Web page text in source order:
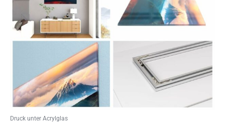
Druck unter Acrylglas